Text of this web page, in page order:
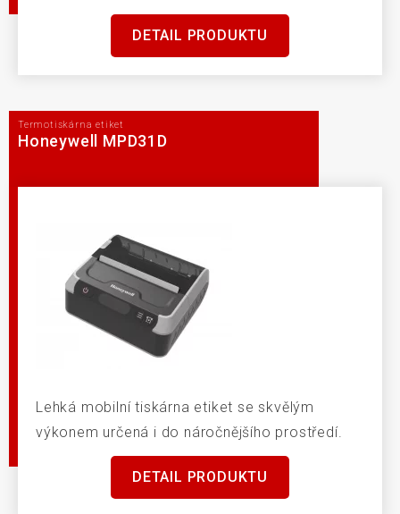
DETAIL PRODUKTU
Termotiskárna etiket
Honeywell MPD31D
Lehká mobilní tiskárna etiket se skvělým
výkonem určená i do náročnějšího prostředí.
DETAIL PRODUKTU